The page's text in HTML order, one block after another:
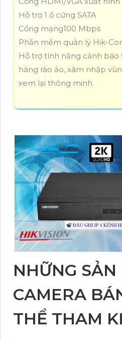
Hỗ trợ 1 ổ cứng SATA
Cổng mạng100 Mbps
Phần mềm quản lý Hik-
Hỗ trợ tính năng cảnh
hàng rào ảo, xâm nhập
xem lại thông minh.
NHỮNG SẢN
CAMERA
THỂ THAM